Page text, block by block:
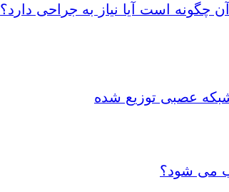
است آیا نیاز به جراحی دارد؟
عصبی توزیع شده
می شود؟